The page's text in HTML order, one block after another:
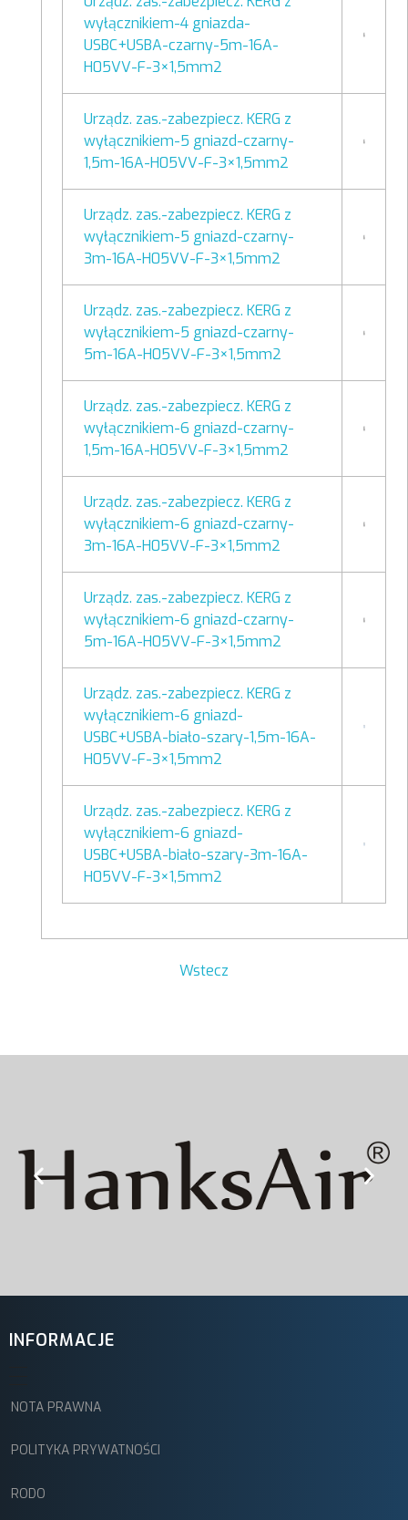
wyłącznikiem-4 gniazda-
USBC+USBA-czarny-5m-16A-
H05VV-F-3×1,5mm2
Urządz. zas.-zabezpiecz. KERG z
wyłącznikiem-5 gniazd-czarny-
1,5m-16A-H05VV-F-3×1,5mm2
Urządz. zas.-zabezpiecz. KERG z
wyłącznikiem-5 gniazd-czarny-
3m-16A-H05VV-F-3×1,5mm2
Urządz. zas.-zabezpiecz. KERG z
wyłącznikiem-5 gniazd-czarny-
5m-16A-H05VV-F-3×1,5mm2
Urządz. zas.-zabezpiecz. KERG z
wyłącznikiem-6 gniazd-czarny-
1,5m-16A-H05VV-F-3×1,5mm2
Urządz. zas.-zabezpiecz. KERG z
wyłącznikiem-6 gniazd-czarny-
3m-16A-H05VV-F-3×1,5mm2
Urządz. zas.-zabezpiecz. KERG z
wyłącznikiem-6 gniazd-czarny-
5m-16A-H05VV-F-3×1,5mm2
Urządz. zas.-zabezpiecz. KERG z
wyłącznikiem-6 gniazd-
USBC+USBA-biało-szary-1,5m-16A-
H05VV-F-3×1,5mm2
Urządz. zas.-zabezpiecz. KERG z
wyłącznikiem-6 gniazd-
USBC+USBA-biało-szary-3m-16A-
H05VV-F-3×1,5mm2
Wstecz
INFORMACJE
NOTA PRAWNA
POLITYKA PRYWATNOŚCI
RODO